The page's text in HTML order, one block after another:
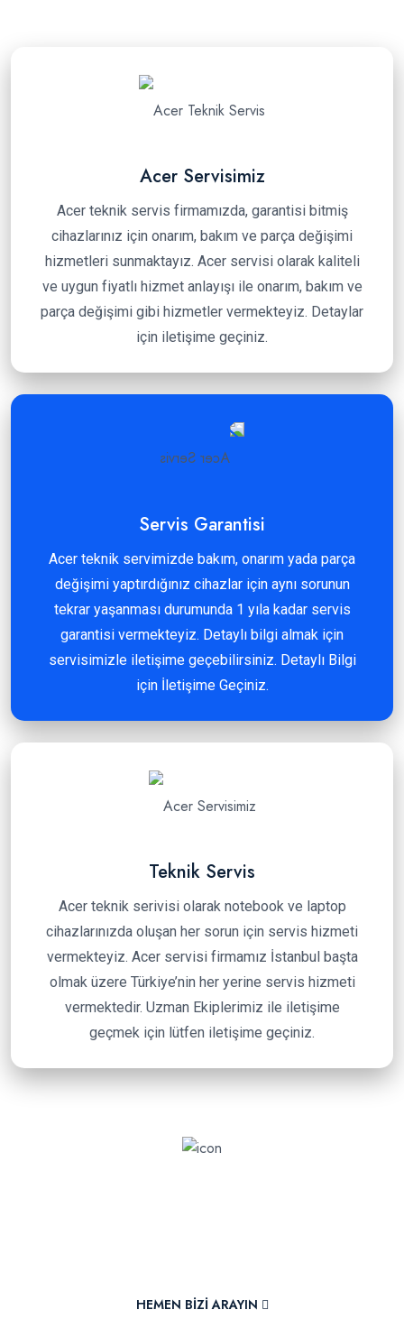
Acer Servisimiz
Acer teknik servis firmamızda, garantisi bitmiş
cihazlarınız için onarım, bakım ve parça değişimi
hizmetleri sunmaktayız. Acer servisi olarak kaliteli
ve uygun fiyatlı hizmet anlayışı ile onarım, bakım ve
parça değişimi gibi hizmetler vermekteyiz. Detaylar
için iletişime geçiniz.
Servis Garantisi
Acer teknik servimizde bakım, onarım yada parça
değişimi yaptırdığınız cihazlar için aynı sorunun
tekrar yaşanması durumunda 1 yıla kadar servis
garantisi vermekteyiz. Detaylı bilgi almak için
servisimizle iletişime geçebilirsiniz. Detaylı Bilgi
için İletişime Geçiniz.
Teknik Servis
Acer teknik serivisi olarak notebook ve laptop
cihazlarınızda oluşan her sorun için servis hizmeti
vermekteyiz. Acer servisi firmamız İstanbul başta
olmak üzere Türkiye’nin her yerine servis hizmeti
vermektedir. Uzman Ekiplerimiz ile iletişime
geçmek için lütfen iletişime geçiniz.
HEMEN BIZI ARAYIN